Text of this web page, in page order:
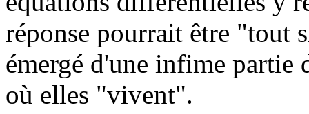
réponse pourrait être "tout
émergé d'une infime partie
où elles "vivent".